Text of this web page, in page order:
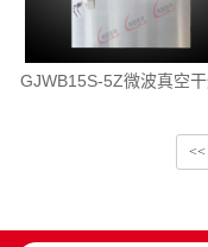
GJWB15S-5Z微波真空
<<